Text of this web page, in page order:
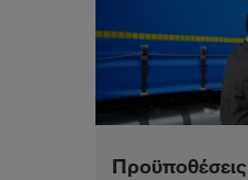
Προϋποθέσεις